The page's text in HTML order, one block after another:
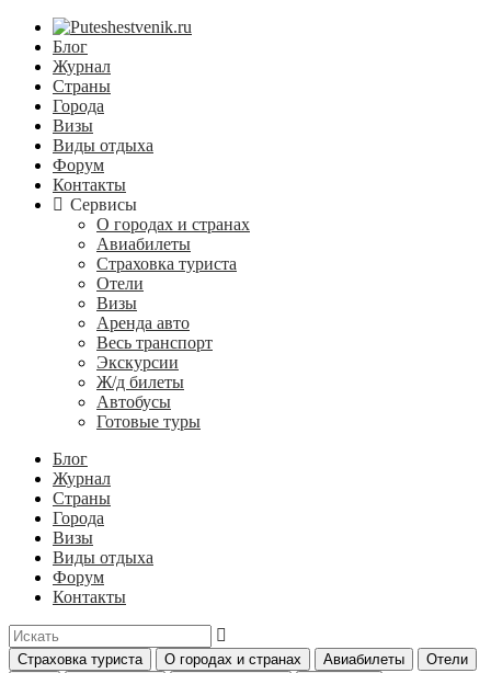
Блог
Журнал
Страны
Города
Визы
Виды отдыха
Форум
Контакты
Сервисы
О городах и странах
Авиабилеты
Страховка туриста
Отели
Визы
Аренда авто
Весь транспорт
Экскурсии
Ж/д билеты
Автобусы
Готовые туры
Блог
Журнал
Страны
Города
Визы
Виды отдыха
Форум
Контакты
Страховка туриста О городах и странах Авиабилеты
Отели